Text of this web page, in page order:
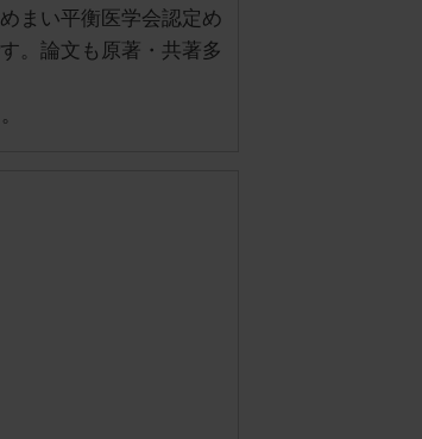
まい平衡医学会認定め
。論文も原著・共著多